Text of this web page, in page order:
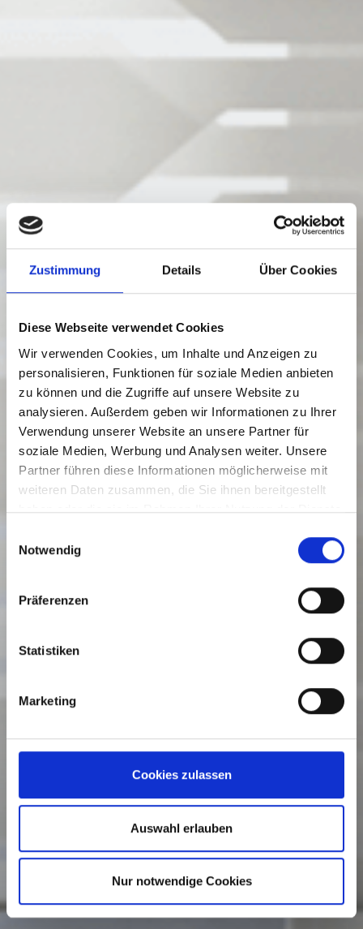
Zustimmung Details Über Cookies
Diese Webseite verwendet Cookies
Wir verwenden Cookies, um Inhalte und Anzeigen zu
personalisieren, Funktionen für soziale Medien anbieten
zu können und die Zugriffe auf unsere Website zu
analysieren. Außerdem geben wir Informationen zu Ihrer
Verwendung unserer Website an unsere Partner für
soziale Medien, Werbung und Analysen weiter. Unsere
Partner führen diese Informationen möglicherweise mit
weiteren Daten zusammen, die Sie ihnen bereitgestellt
haben oder die sie im Rahmen Ihrer Nutzung der Dienste
Notwendig
Präferenzen
Statistiken
Marketing
Cookies zulassen
Auswahl erlauben
Nur notwendige Cookies